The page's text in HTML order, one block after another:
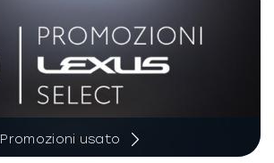
Promozioni usato